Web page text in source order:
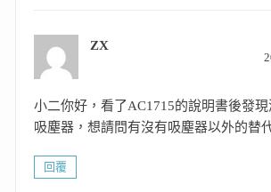
ZX
小二你好，看了AC1715的說明書後發
吸塵器，想請問有沒有吸塵器以外的替
回覆